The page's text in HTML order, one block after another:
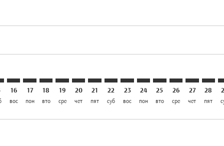
16
вос
17
пон
18
вто
TRV–KRS: cmp-view-offers-disclaimer.
19
сре
TRV–KRS: cmp-view-offers-disclaimer.
20
чет
TRV–KRS: cmp-view-offers-
21
пят
TRV–KRS: cmp-view-offers-
22
суб
TRV–KRS: cmp-view-
23
вос
TRV–KRS: cmp-view-
24
пон
TRV–KRS: cmp-
25
вто
TRV–KRS:
26
сре
27
чет
28
пят